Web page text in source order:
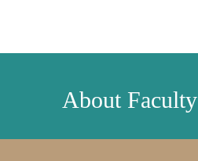
About Faculty